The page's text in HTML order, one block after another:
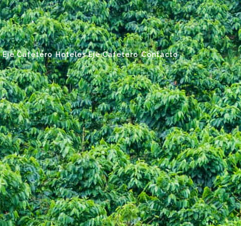
Eje Cafetero Hoteles Eje Cafetero Contacto